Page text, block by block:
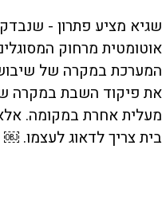
שגיא מציע פתרון -
אוטומטית מרחוק
המערכת במקרה של
את פיקוד השבת במקרה
מעלית אחרת במקומה.
בית צריך לדאוג לעצמו. ￼